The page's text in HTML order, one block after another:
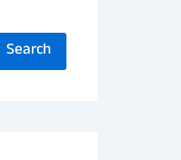
Search